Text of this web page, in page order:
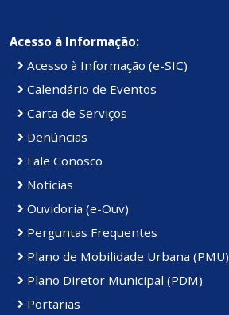
Acesso à Informação:
Acesso à Informação (e-SIC)
Calendário de Eventos
Carta de Serviços
Denúncias
Fale Conosco
Notícias
Ouvidoria (e-Ouv)
Perguntas Frequentes
Plano de Mobilidade Urbana (PMU)
Plano Diretor Municipal (PDM)
Portarias